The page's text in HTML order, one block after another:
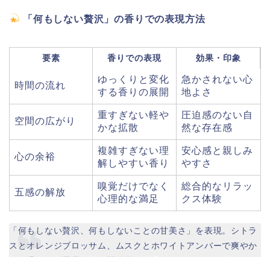
「何もしない贅沢」の香りでの表現方法
要素 香りでの表現 効果・印象
時間の流れ
ゆっくりと変化
する香りの展開
急かされない心
地よさ
空間の広がり
重すぎない軽や
かな拡散
圧迫感のない自
然な存在感
心の余裕
複雑すぎない理
解しやすい香り
安心感と親しみ
やすさ
五感の解放
嗅覚だけでなく
心理的な満足
総合的なリラッ
クス体験
「何もしない贅沢、何もしないことの甘美さ」を表現。シトラ
スとオレンジブロッサム、ムスクとホワイトアンバーで爽やか